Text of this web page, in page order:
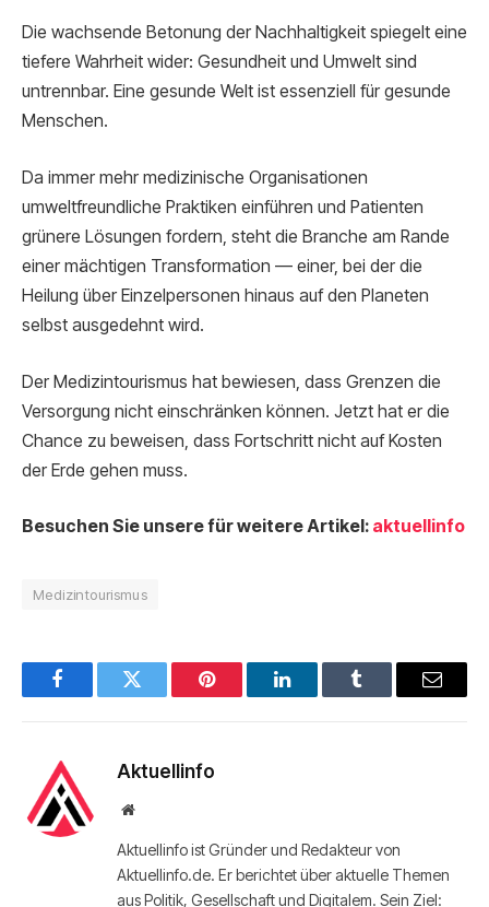
Die wachsende Betonung der Nachhaltigkeit spiegelt eine
tiefere Wahrheit wider: Gesundheit und Umwelt sind
untrennbar. Eine gesunde Welt ist essenziell für gesunde
Menschen.
Da immer mehr medizinische Organisationen
umweltfreundliche Praktiken einführen und Patienten
grünere Lösungen fordern, steht die Branche am Rande
einer mächtigen Transformation — einer, bei der die
Heilung über Einzelpersonen hinaus auf den Planeten
selbst ausgedehnt wird.
Der Medizintourismus hat bewiesen, dass Grenzen die
Versorgung nicht einschränken können. Jetzt hat er die
Chance zu beweisen, dass Fortschritt nicht auf Kosten
der Erde gehen muss.
Besuchen Sie unsere für weitere Artikel: aktuellinfo
Medizintourismus
FacebookTwitter Pinterest LinkedInTumblr Email
Aktuellinfo
Website
Aktuellinfo ist Gründer und Redakteur von
Aktuellinfo.de. Er berichtet über aktuelle Themen
aus Politik, Gesellschaft und Digitalem. Sein Ziel: